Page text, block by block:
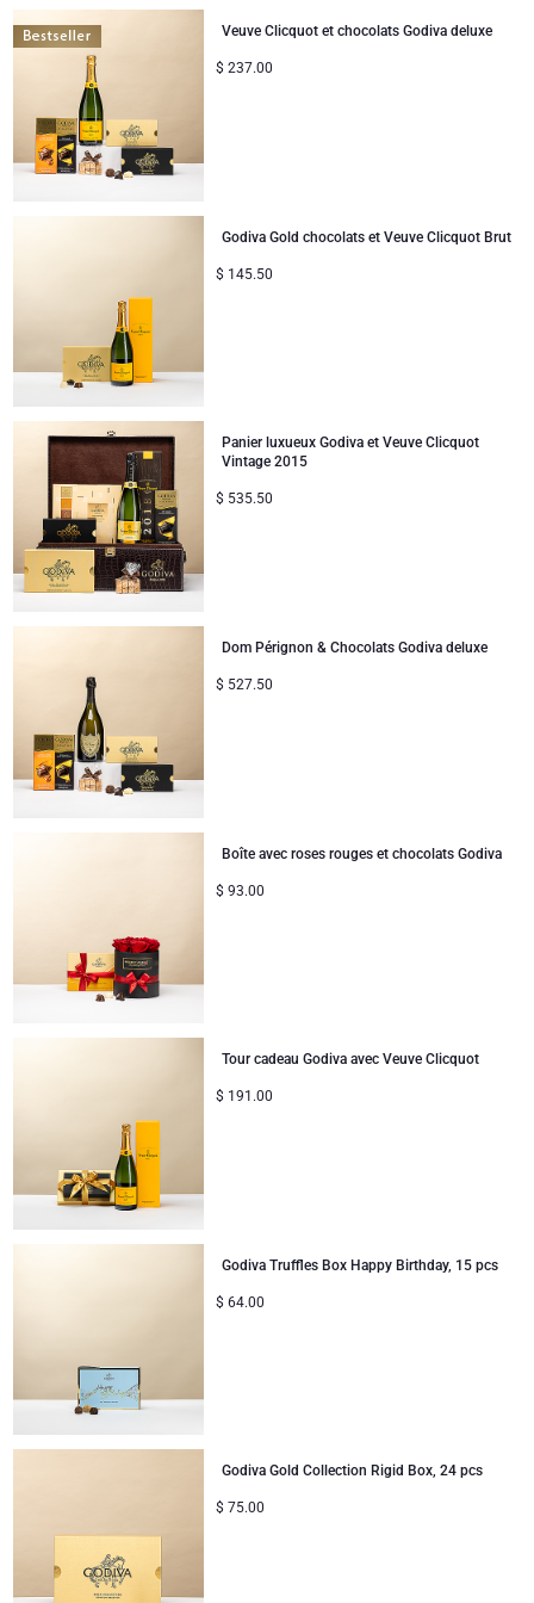
Cadeaux pour partager
Naissance
Cadeaux pour enfants
Cadeaux de Noël
Veuve Clicquot et chocolats Godiva deluxe
$ 237.00
Godiva Gold chocolats et Veuve Clicquot Brut
$ 145.50
Panier luxueux Godiva et Veuve Clicquot
Vintage 2015
$ 535.50
Dom Pérignon & Chocolats Godiva deluxe
$ 527.50
Boîte avec roses rouges et chocolats Godiva
$ 93.00
Tour cadeau Godiva avec Veuve Clicquot
$ 191.00
Godiva Truffles Box Happy Birthday, 15 pcs
$ 64.00
Godiva Gold Collection Rigid Box, 24 pcs
$ 75.00